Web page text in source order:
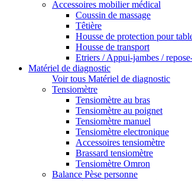
Accessoires mobilier médical
Coussin de massage
Têtière
Housse de protection pour
Housse de transport
Etriers / Appui-jambes /
Matériel de diagnostic
Voir tous Matériel de diagnostic
Tensiomètre
Tensiomètre au bras
Tensiomètre au poignet
Tensiomètre manuel
Tensiomètre electronique
Accessoires tensiomètre
Brassard tensiomètre
Tensiomètre Omron
Balance Pèse personne